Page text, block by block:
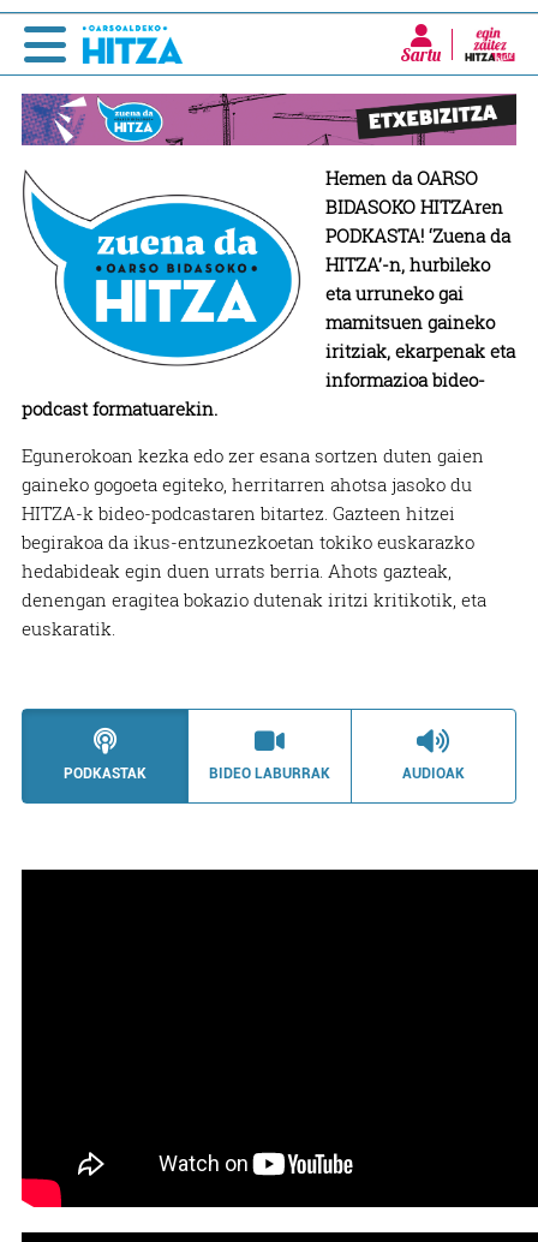
Sartu
Hemen da OARSO
BIDASOKO HITZAren
PODKASTA! ‘Zuena da
HITZA’-n, hurbileko
eta urruneko gai
mamitsuen gaineko
iritziak, ekarpenak eta
informazioa bideo-
podcast formatuarekin.
Egunerokoan kezka edo zer esana sortzen duten gaien
gaineko gogoeta egiteko, herritarren ahotsa jasoko du
HITZA-k bideo-podcastaren bitartez. Gazteen hitzei
begirakoa da ikus-entzunezkoetan tokiko euskarazko
hedabideak egin duen urrats berria. Ahots gazteak,
denengan eragitea bokazio dutenak iritzi kritikotik, eta
euskaratik.
PODKASTAK BIDEO LABURRAK AUDIOAK